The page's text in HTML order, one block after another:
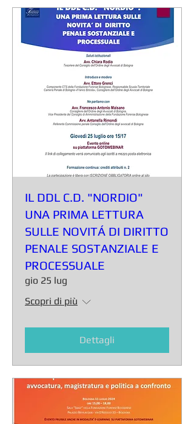
IL DDL C.D. "NORDIO"
UNA PRIMA LETTURA
SULLE NOVITÁ DI DIRITTO
PENALE SOSTANZIALE E
PROCESSUALE
gio 25 lug
Scopri di più
Dettagli